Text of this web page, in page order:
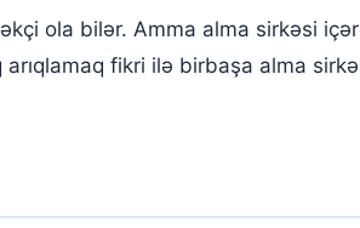
ola bilər. Amma alma sirkəsi
fikri ilə birbaşa alma